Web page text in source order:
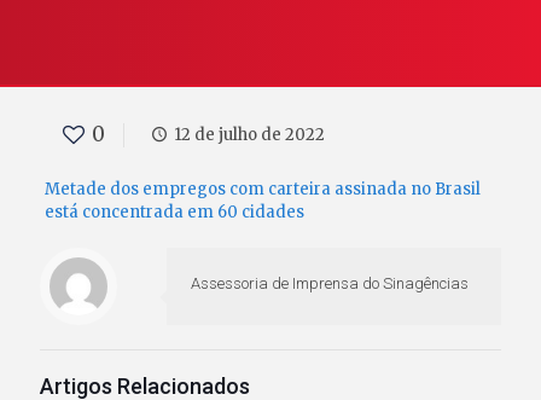
0 12 de julho de 2022
Metade dos empregos com carteira assinada no Brasil
está concentrada em 60 cidades
Assessoria de Imprensa do Sinagências
Artigos Relacionados